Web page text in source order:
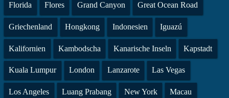
Florida Flores Grand Canyon Great Ocean Road
Griechenland Hongkong Indonesien Iguazú
Kalifornien Kambodscha Kanarische Inseln Kapstadt
Kuala Lumpur London Lanzarote Las Vegas
Los Angeles Luang Prabang New York Macau